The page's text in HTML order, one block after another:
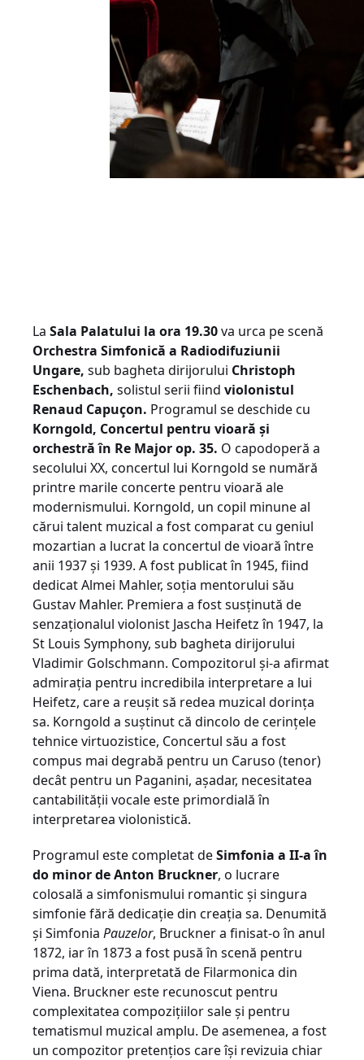
La Sala Palatului la ora 19.30va urca pe scenă
Orchestra Simfonică a Radiodifuziunii
Ungare, sub bagheta dirijorului Christoph
Eschenbach, solistul serii fiind violonistul
Renaud Capuçon. Programul se deschide cu
Korngold, Concertul pentru vioară și
orchestră în Re Major op. 35. O capodoperă a
secolului XX, concertul lui Korngold se numără
printre marile concerte pentru vioară ale
modernismului. Korngold, un copil minune al
cărui talent muzical a fost comparat cu geniul
mozartian a lucrat la concertul de vioară între
anii 1937 și 1939. A fost publicat în 1945, fiind
dedicat Almei Mahler, soția mentorului său
Gustav Mahler. Premiera a fost susținută de
senzaționalul violonist Jascha Heifetz în 1947, la
St Louis Symphony, sub bagheta dirijorului
Vladimir Golschmann. Compozitorul și-a afirmat
admirația pentru incredibila interpretare a lui
Heifetz, care a reușit să redea muzical dorința
sa. Korngold a suștinut că dincolo de cerințele
tehnice virtuozistice, Concertul său a fost
compus mai degrabă pentru un Caruso (tenor)
decât pentru un Paganini, așadar, necesitatea
cantabilității vocale este primordială în
interpretarea violonistică.
Programul este completat deSimfonia a II-a în
do minor de Anton Bruckner, o lucrare
colosală a simfonismului romantic și singura
simfonie fără dedicație din creația sa. Denumită
și Simfonia Pauzelor, Bruckner a finisat-o în anul
1872, iar în 1873 a fost pusă în scenă pentru
prima dată, interpretată de Filarmonica din
Viena. Bruckner este recunoscut pentru
complexitatea compozițiilor sale și pentru
tematismul muzical amplu. De asemenea, a fost
un compozitor pretențios care își revizuia chiar